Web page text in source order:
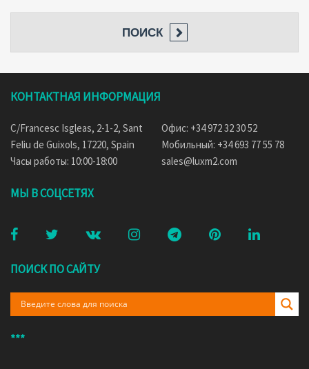
ПОИСК
КОНТАКТНАЯ ИНФОРМАЦИЯ
C/Francesc Isgleas, 2-1-2, Sant
Feliu de Guixols, 17220, Spain
Часы работы: 10:00-18:00
Офис: +34 972 32 30 52
Мобильный: +34 693 77 55 78
sales@luxm2.com
МЫ В СОЦСЕТЯХ
ПОИСК ПО САЙТУ
***